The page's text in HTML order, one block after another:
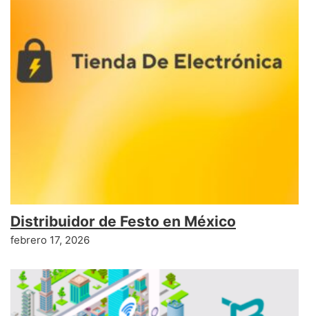
Distribuidor de Festo en México
febrero 17, 2026